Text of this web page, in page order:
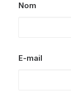
Nom
E-mail